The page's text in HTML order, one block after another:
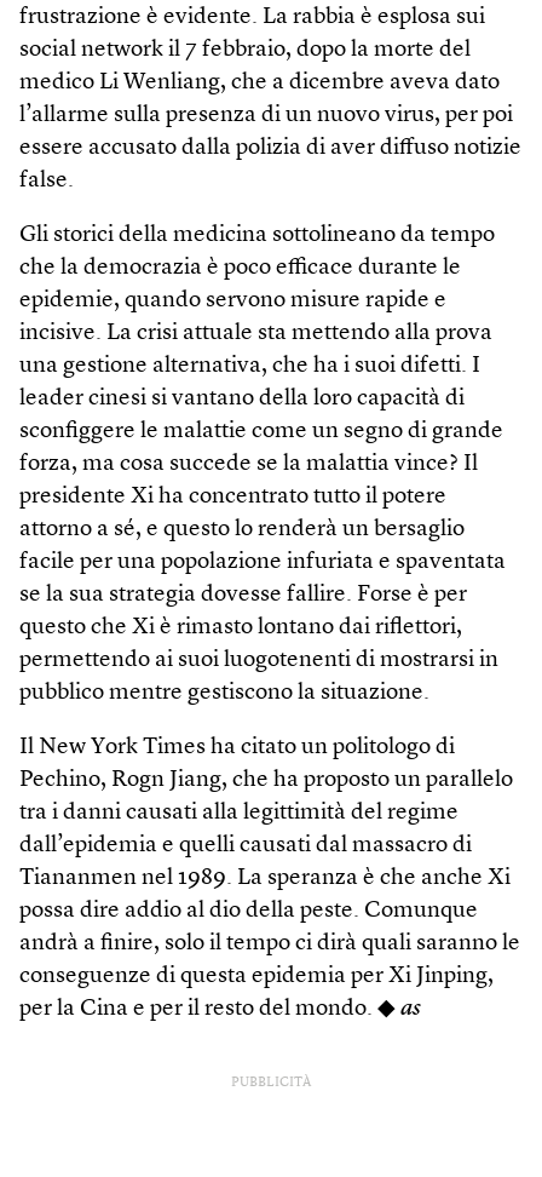
frustrazione è evidente. La rabbia è esplosa sui
social network il 7 febbraio, dopo la morte del
medico Li Wenliang, che a dicembre aveva dato
l’allarme sulla presenza di un nuovo virus, per poi
essere accusato dalla polizia di aver diffuso notizie
false.
Gli storici della medicina sottolineano da tempo
che la democrazia è poco efficace durante le
epidemie, quando servono misure rapide e
incisive. La crisi attuale sta mettendo alla prova
una gestione alternativa, che ha i suoi difetti. I
leader cinesi si vantano della loro capacità di
sconfiggere le malattie come un segno di grande
forza, ma cosa succede se la malattia vince? Il
presidente Xi ha concentrato tutto il potere
attorno a sé, e questo lo renderà un bersaglio
facile per una popolazione infuriata e spaventata
se la sua strategia dovesse fallire. Forse è per
questo che Xi è rimasto lontano dai riflettori,
permettendo ai suoi luogotenenti di mostrarsi in
pubblico mentre gestiscono la situazione.
Il New York Times ha citato un politologo di
Pechino, Rogn Jiang, che ha proposto un parallelo
tra i danni causati alla legittimità del regime
dall’epidemia e quelli causati dal massacro di
Tiananmen nel 1989. La speranza è che anche Xi
possa dire addio al dio della peste. Comunque
andrà a finire, solo il tempo ci dirà quali saranno le
conseguenze di questa epidemia per Xi Jinping,
per la Cina e per il resto del mondo. ◆ as
PUBBLICITÀ